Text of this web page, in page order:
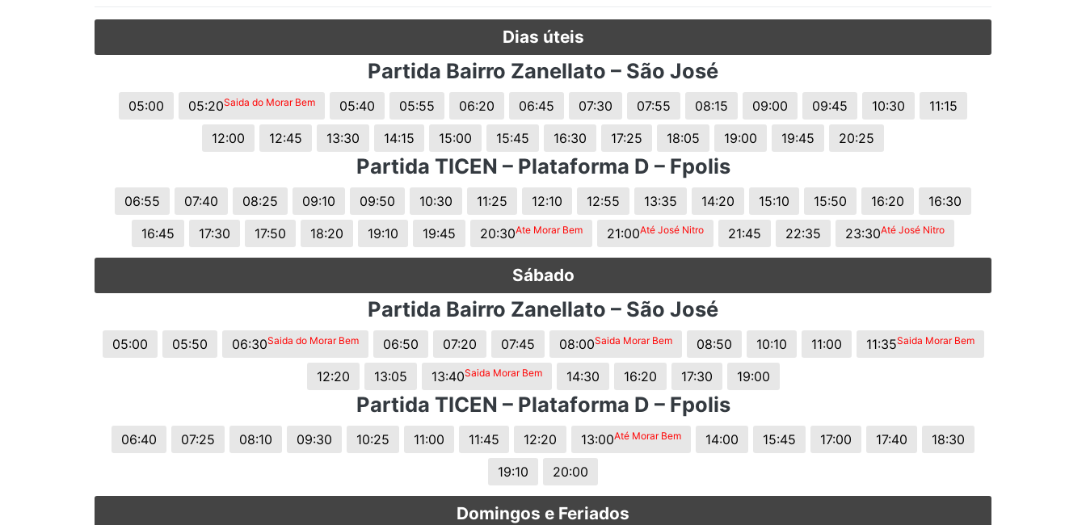
Dias úteis
Partida Bairro Zanellato – São José
05:00 05:20Saida do Morar Bem 05:40 05:55 06:20 06:45 07:30 07:55 08:15 09:00 09:45 10:30
11:15
12:00
12:45 13:30 14:15 15:00 15:45 16:30 17:25 18:05 19:00 19:45 20:25
Partida TICEN – Plataforma D – Fpolis
06:55 07:40 08:25 09:10 09:50 10:30 11:25 12:10 12:55 13:35 14:20 15:10 15:50 16:20
16:30
16:45
17:30 17:50 18:20 19:10 19:45 20:30Ate Morar Bem 21:00Até José Nitro 21:45 22:35 23:30Até José Nitro
Sábado
Partida Bairro Zanellato – São José
05:00 05:50 06:30Saida do Morar Bem 06:50 07:20 07:45 08:00Saida Morar Bem 08:50 10:10 11:00 11:35Saida Morar Bem
12:20 13:05 13:40Saida Morar Bem 14:30 16:20 17:30 19:00
Partida TICEN – Plataforma D – Fpolis
06:40 07:25 08:10 09:30 10:25 11:00 11:45 12:20 13:00Até Morar Bem 14:00 15:45 17:00 17:40
18:30
19:10
20:00
Domingos e Feriados